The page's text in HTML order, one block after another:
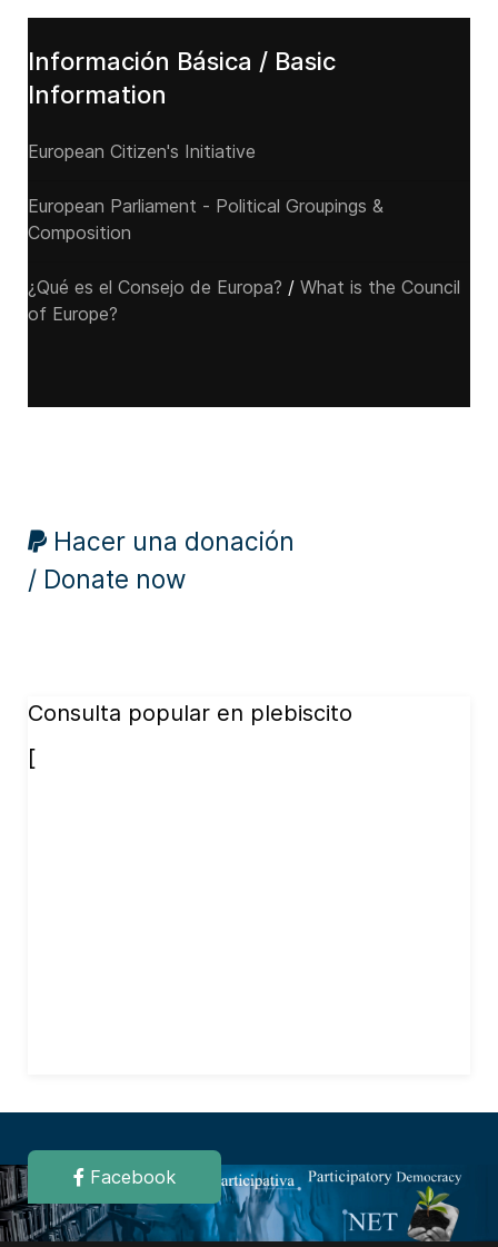
Información Básica / Basic
Information
European Citizen's Initiative
European Parliament - Political Groupings &
Composition
¿Qué es el Consejo de Europa? / What is the Council
of Europe?
Hacer una donación
/ Donate now
Consulta popular en plebiscito
[
Facebook